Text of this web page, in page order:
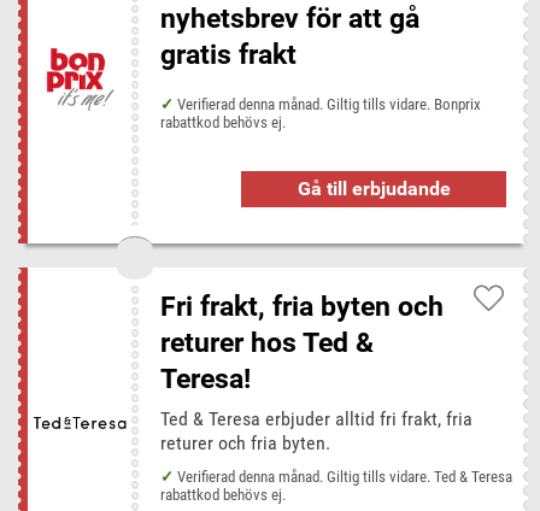
nyhetsbrev för att gå
gratis frakt
Verifierad denna månad. Giltig tills vidare. Bonprix
rabattkod behövs ej.
Gå till erbjudande
Fri frakt, fria byten och
returer hos Ted &
Teresa!
Ted & Teresa erbjuder alltid fri frakt, fria
returer och fria byten.
Verifierad denna månad. Giltig tills vidare. Ted & Teresa
rabattkod behövs ej.